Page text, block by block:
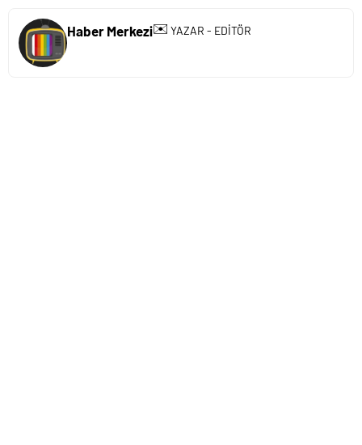
Haber Merkezi✉️ YAZAR - EDİTÖR